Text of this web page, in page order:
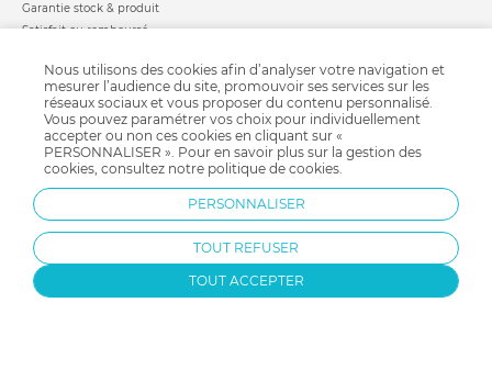
Garantie stock & produit
Satisfait ou remboursé
allobébé vous recommande
Sites et partenaires
Nos labels
Nos licences
Besoin d'aide ?
FAQ
les plus d'allobébé
Liste de naissance
Infos conseils
Jeux concours
Valise de maternité
Parrainage
Paiement sécurisé
Charte qualité
Nous utilisons des cookies afin d’analyser votre navigation et
mesurer l’audience du site, promouvoir ses services sur les
réseaux sociaux et vous proposer du contenu personnalisé.
Vous pouvez paramétrer vos choix pour individuellement
accepter ou non ces cookies en cliquant sur «
PERSONNALISER ». Pour en savoir plus sur la gestion des
cookies, consultez notre politique de cookies.
PERSONNALISER
TOUT REFUSER
TOUT ACCEPTER